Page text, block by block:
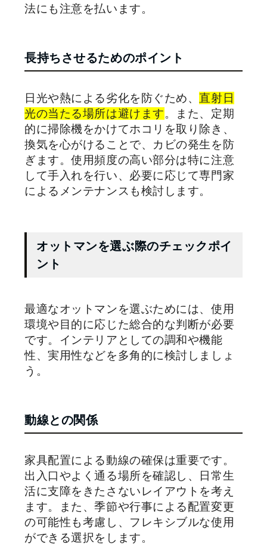
法にも注意を払います。
長持ちさせるためのポイント
日光や熱による劣化を防ぐため、 直射日
光の当たる場所は避けます。また、定期
的に掃除機をかけてホコリを取り除き、
換気を心がけることで、カビの発生を防
ぎます。使用頻度の高い部分は特に注意
して手入れを行い、必要に応じて専門家
によるメンテナンスも検討します。
オットマンを選ぶ際のチェックポイ
ント
最適なオットマンを選ぶためには、使用
環境や目的に応じた総合的な判断が必要
です。インテリアとしての調和や機能
性、実用性などを多角的に検討しましょ
う。
動線との関係
家具配置による動線の確保は重要です。
出入口やよく通る場所を確認し、日常生
活に支障をきたさないレイアウトを考え
ます。また、季節や行事による配置変更
の可能性も考慮し、フレキシブルな使用
ができる選択をします。